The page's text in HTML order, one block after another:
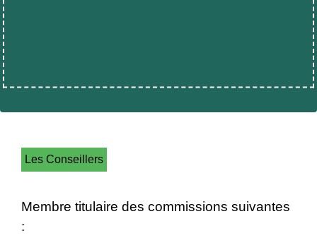
Les Conseillers
Membre titulaire des commissions suivantes
: